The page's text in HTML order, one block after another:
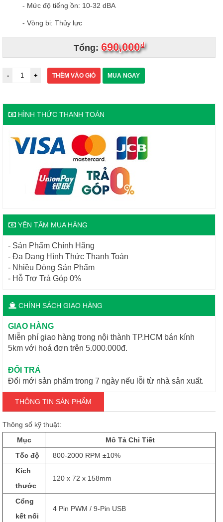
- Mức độ tiếng ồn: 10-32 dBA
- Vòng bi: Thủy lực
Tổng: 690,000đ
THÊM VÀO GIỎ MUA NGAY
HÌNH THỨC THANH TOÁN
YÊN TÂM MUA HÀNG
- Sản Phẩm Chính Hãng
- Đa Dạng Hình Thức Thanh Toán
- Nhiều Dòng Sản Phẩm
- Hỗ Trợ Trả Góp 0%
CHÍNH SÁCH GIAO HÀNG
GIAO HÀNG
Miễn phí giao hàng trong nội thành TP.HCM bán kính
5km với hoá đơn trên 5.000.000đ.
ĐỔI TRẢ
Đổi mới sản phẩm trong 7 ngày nếu lỗi từ nhà sản xuất.
THÔNG TIN SẢN PHẨM
Thông số kỹ thuật:
Mục
Mô Tả Chi Tiết
Tốc độ
800-2000 RPM ±10%
Kích
thước
120 x 72 x 158mm
Cổng
kết nối
4 Pin PWM / 9-Pin USB